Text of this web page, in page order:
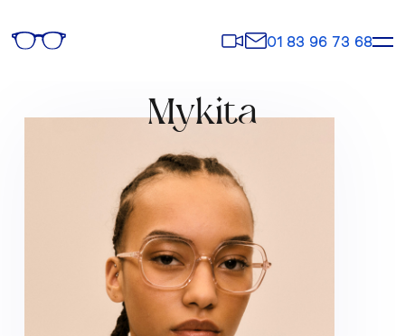
Rendez-
vous
Contact
01 83 96 73 68
Mykita